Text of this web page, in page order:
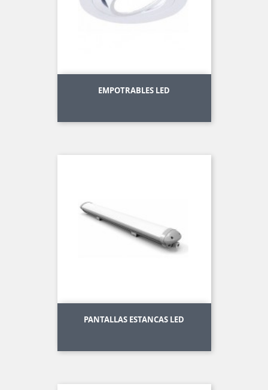
EMPOTRABLES LED
PANTALLAS ESTANCAS LED